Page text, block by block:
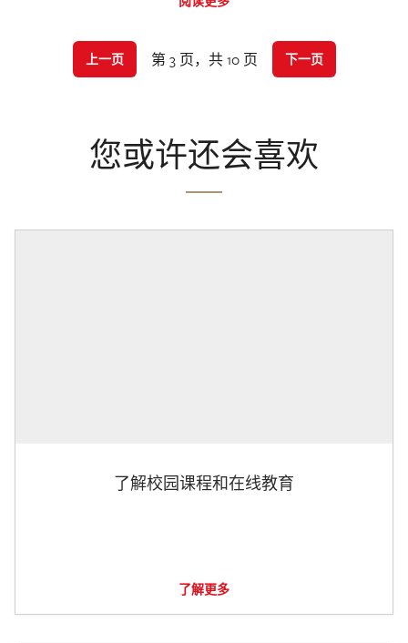
上一页 第 3 页，共 10 页 下一页
您或许还会喜欢
了解校园课程和在线教育
了解更多